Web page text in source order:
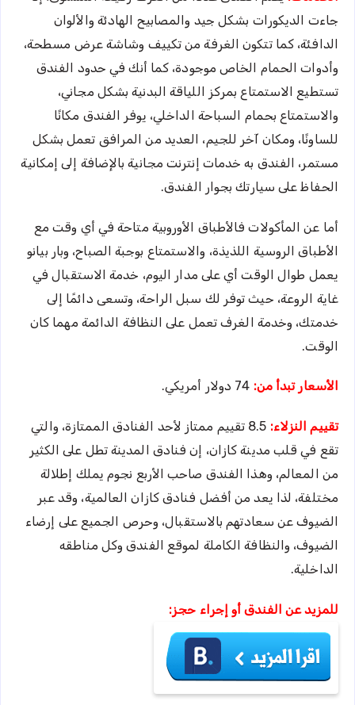
جاءت الديكورات بشكل جيد والمصابيح الهادئة والألوان
الدافئة، كما تتكون الغرفة من تكييف وشاشة عرض مسطحة،
وأدوات الحمام الخاص موجودة، كما أنك في حدود الفندق
تستطيع الاستمتاع بمركز اللياقة البدنية بشكل مجاني،
والاستمتاع بحمام السباحة الداخلي، يوفر الفندق مكانًا
للساونًا، ومكان آخر للجيم، العديد من المرافق تعمل بشكل
مستمر، الفندق به خدمات إنترنت مجانية بالإضافة إلى إمكانية
الحفاظ على سيارتك بجوار الفندق.
أما عن المأكولات فالأطباق الأوروبية متاحة في أي وقت مع
الأطباق الروسية اللذيذة، والاستمتاع بوجبة الصباح، وبار بيانو
يعمل طوال الوقت أي على مدار اليوم، خدمة الاستقبال في
غاية الروعة، حيث توفر لك سبل الراحة، وتسعى دائمًا إلى
خدمتك، وخدمة الغرف تعمل على النظافة الدائمة مهما كان
الوقت.
الأسعار تبدأ من:
تقييم النزلاء:
8.5 تقييم ممتاز لأحد الفنادق الممتازة، والتي
تقع في قلب مدينة كازان، إن فنادق المدينة تطل على الكثير
من المعالم، وهذا الفندق صاحب الأربع نجوم يملك إطلالة
مختلفة، لذا يعد من أفضل فنادق كازان العالمية، وقد عبر
الضيوف عن سعادتهم بالاستقبال، وحرص الجميع على إرضاء
الضيوف، والنظافة الكاملة لموقع الفندق وكل مناطقه
الداخلية.
للمزيد عن الفندق أو إجراء حجز: